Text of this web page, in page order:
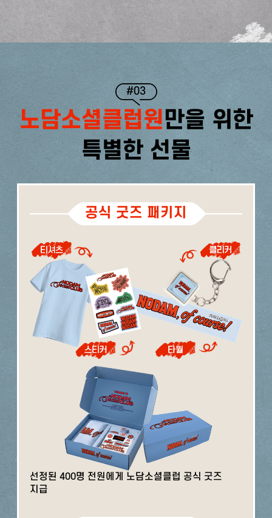
#03
노담소셜클럽원만을 위한
특별한 선물
공식 굿즈 패키지
선정된 400명 전원에게 노담소셜클럽 공식 굿즈
지급